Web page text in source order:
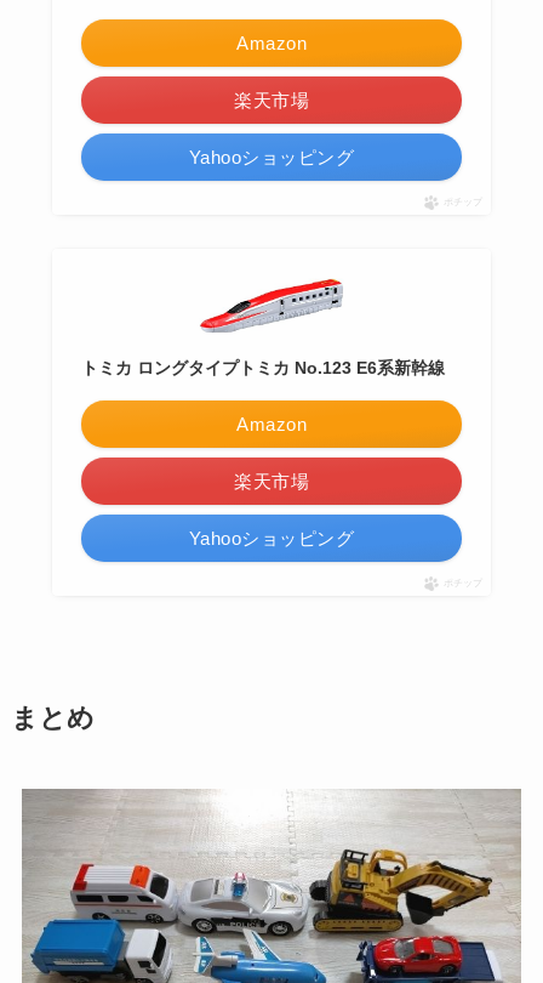
Amazon
楽天市場
Yahooショッピング
ポチップ
トミカ ロングタイプトミカ No.123 E6系新幹線
Amazon
楽天市場
Yahooショッピング
ポチップ
まとめ